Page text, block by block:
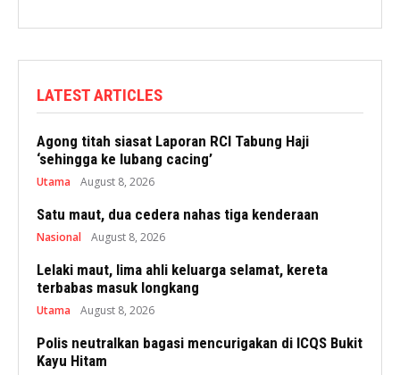
LATEST ARTICLES
Agong titah siasat Laporan RCI Tabung Haji
‘sehingga ke lubang cacing’
Utama August 8, 2026
Satu maut, dua cedera nahas tiga kenderaan
Nasional August 8, 2026
Lelaki maut, lima ahli keluarga selamat, kereta
terbabas masuk longkang
Utama August 8, 2026
Polis neutralkan bagasi mencurigakan di ICQS Bukit
Kayu Hitam